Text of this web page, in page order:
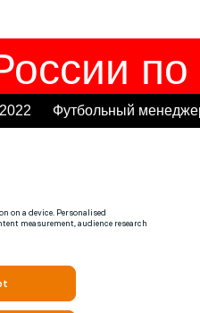
Футбольный